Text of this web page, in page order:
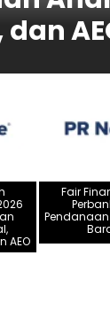
AEO
Fair
Pendanaan